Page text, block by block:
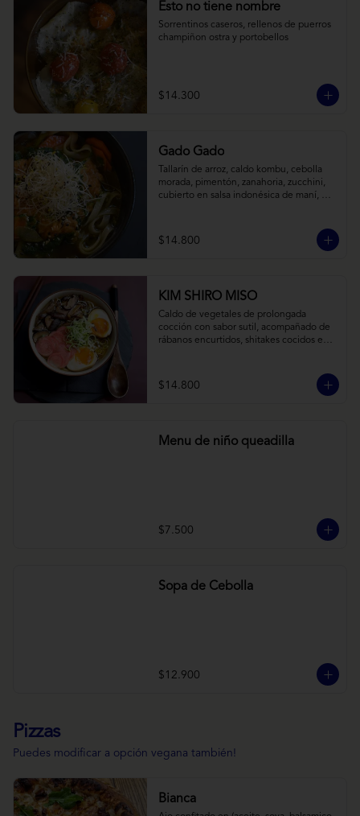
Esto no tiene nombre
Sorrentinos caseros, rellenos de puerros
champiñon ostra y portobellos
$14.300
Gado Gado
Tallarín de arroz, caldo kombu, cebolla
morada, pimentón, zanahoria, zucchini,
cubierto en salsa indonésica de maní,
$14.800
KIM SHIRO MISO
Caldo de vegetales de prolongada
cocción con sabor sutil, acompañado de
rábanos encurtidos, shitakes cocidos en
vegana) y los infaltables fideos de ramen.
$14.800
Menu de niño queadilla
$7.500
Sopa de Cebolla
$12.900
Pizzas
Puedes modificar a opción vegana también!
Bianca